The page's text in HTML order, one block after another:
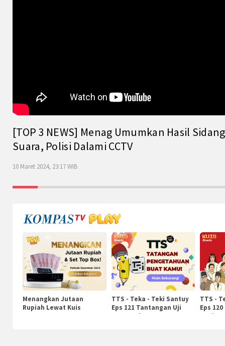
[TOP 3 NEWS] Menag Umumkan Hasil
Suara, Polisi Dalami CCTV
10 Maret 2024, 23:17 WIB
Menangkan Jutaan
Rupiah Lewat Kuis
TTS - Teka - Teki Santuy
Eps 121 Tantangan Uji
Pengetahuan
TTS -
Eps